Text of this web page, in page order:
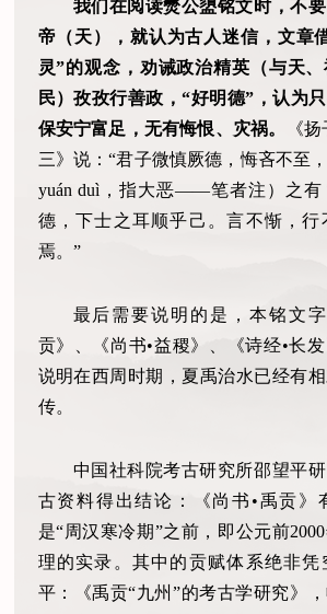
我们在阅读燹公盨铭文时，不
帝（天），就认为古人迷信，文章
灵”的观念，劝诫政治精英（与天、
民）孜孜行善政，“好明德”，认为
保安宁富足，无有悔恨、灾祸。
《
三》说：“君子微慎厥德，悔吝不至
yuán duì，指大恶——笔者注）之有
德，下士之耳顺乎己。言不惭，行
焉。”
最后需要说明的是，本铭文
贡》、《尚书•益稷》、《诗经•长发
说明在西周时期，夏禹治水已经有
传。
中国社科院考古研究所邵望平
古资料得出结论：《尚书•禹贡》
是“周汉寒冷期”之前，即公元前
理的实录。其中的贡赋体系绝非凭
平：《禹贡“九州”的考古学研究》